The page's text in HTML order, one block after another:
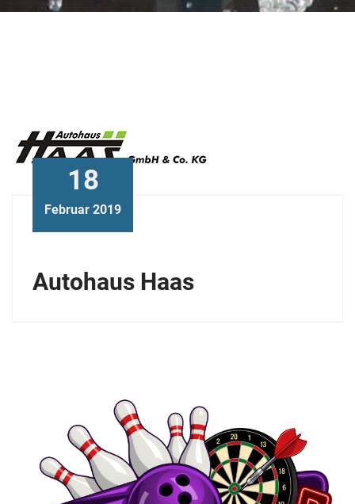
18
Februar 2019
Autohaus Haas